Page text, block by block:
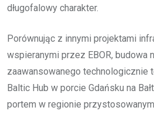
długofalowy charakter.
Porównując z innymi projektami
wspieranymi przez EBOR, budowa
zaawansowanego technologicznie
Baltic Hub w porcie Gdańsku na
portem w regionie